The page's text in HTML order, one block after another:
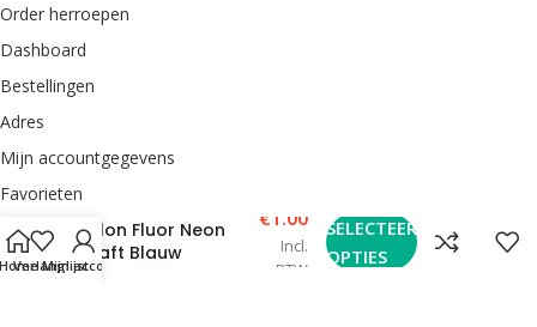
Order herroepen
Dashboard
Bestellingen
Adres
Mijn accountgegevens
Favorieten
CONTACT
Nylon Fluor Neon
Shaft Blauw
€ 1.00
Incl.
BTW
SELECTEER
OPTIES
Verlanglijst
Mijn account